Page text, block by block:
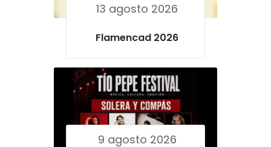
13 agosto 2026
Flamencad 2026
9 agosto 2026